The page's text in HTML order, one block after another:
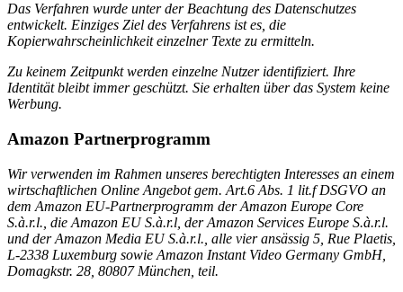
Das Verfahren wurde unter der Beachtung des Datenschutzes
entwickelt. Einziges Ziel des Verfahrens ist es, die
Kopierwahrscheinlichkeit einzelner Texte zu ermitteln.
Zu keinem Zeitpunkt werden einzelne Nutzer identifiziert. Ihre
Identität bleibt immer geschützt. Sie erhalten über das System keine
Werbung.
Amazon Partnerprogramm
Wirverwenden im Rahmen unseres berechtigten Interesses an einem
wirtschaftlichen Online Angebot gem. Art.6 Abs. 1 lit.f DSGVO an
dem Amazon EU-Partnerprogramm der Amazon Europe Core
S.à.r.l., die Amazon EU S.à.r.l, der Amazon Services Europe S.à.r.l.
und der Amazon Media EU S.à.r.l., alle vier ansässig 5, Rue Plaetis,
L-2338 Luxemburg sowie Amazon Instant Video Germany GmbH,
Domagkstr. 28, 80807 München, teil.